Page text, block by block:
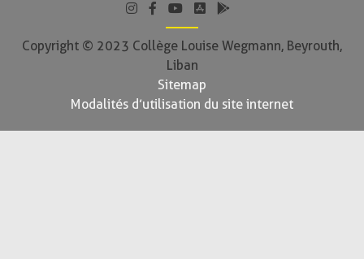
Copyright © 2023 Collège Louise Wegmann, Beyrouth,
Liban
Sitemap
Modalités d’utilisation du site internet